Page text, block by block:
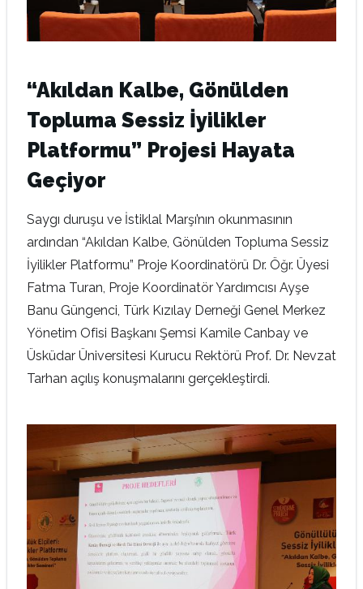
“Akıldan Kalbe, Gönülden
Topluma Sessiz İyilikler
Platformu” Projesi Hayata
Geçiyor
Saygı duruşu ve İstiklal Marşı’nın okunmasının
ardından “Akıldan Kalbe, Gönülden Topluma Sessiz
İyilikler Platformu” Proje Koordinatörü Dr. Öğr. Üyesi
Fatma Turan, Proje Koordinatör Yardımcısı Ayşe
Banu Güngenci, Türk Kızılay Derneği Genel Merkez
Yönetim Ofisi Başkanı Şemsi Kamile Canbay ve
Üsküdar Üniversitesi Kurucu Rektörü Prof. Dr. Nevzat
Tarhan açılış konuşmalarını gerçekleştirdi.